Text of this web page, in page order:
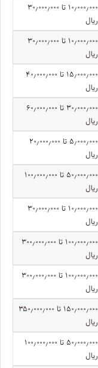
۱۰٫۰۰۰٫۰۰۰ تا ۳۰٫۰۰۰٫۰۰۰
ریال
۱۰٫۰۰۰٫۰۰۰ تا ۳۰٫۰۰۰٫۰۰۰
ریال
۱۵٫۰۰۰٫۰۰۰ تا ۴۰٫۰۰۰٫۰۰۰
ریال
۳۰٫۰۰۰٫۰۰۰ تا ۶۰٫۰۰۰٫۰۰۰
ریال
۵٫۰۰۰٫۰۰۰ تا ۲۰٫۰۰۰٫۰۰۰
ریال
۵۰٫۰۰۰٫۰۰۰ تا ۱۰۰٫۰۰۰٫۰۰۰
ریال
۱۰٫۰۰۰٫۰۰۰ تا ۳۰٫۰۰۰٫۰۰۰
ریال
۱۰۰٫۰۰۰٫۰۰۰ تا ۳۰۰٫۰۰۰٫۰۰۰
ریال
۱۰۰٫۰۰۰٫۰۰۰ تا ۳۰۰٫۰۰۰٫۰۰۰
ریال
۱۵۰٫۰۰۰٫۰۰۰ تا ۳۵۰٫۰۰۰٫۰۰۰
ریال
۵۰٫۰۰۰٫۰۰۰ تا ۱۰۰٫۰۰۰٫۰۰۰
ریال